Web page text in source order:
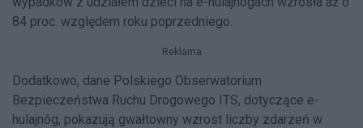
84 proc. względem roku poprzedniego.
Reklama
Dodatkowo, dane Polskiego Obserwatorium
Bezpieczeństwa Ruchu Drogowego ITS, dotyczące e-
hulajnóg, pokazują gwałtowny wzrost liczby zdarzeń w